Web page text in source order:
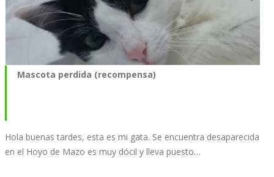
Mascota perdida (recompensa)
Hola buenas tardes, esta es mi gata. Se encuentra desaparecida
en el Hoyo de Mazo es muy dócil y lleva puesto…